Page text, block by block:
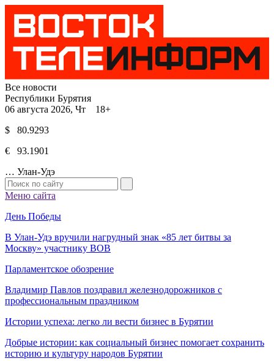
Все новости
Республики Бурятия
06 августа 2026, Чт 18+
$ 80.9293
€ 93.1901
… Улан-Удэ
Меню сайта
День Победы
В Улан-Удэ вручили нагрудный знак «85 лет битвы за
Москву» участнику ВОВ
Парламентское обозрение
Владимир Павлов поздравил железнодорожников с
профессиональным праздником
Истории успеха: легко ли вести бизнес в Бурятии
Добрые истории: как социальный бизнес помогает сохранить
историю и культуру народов Бурятии